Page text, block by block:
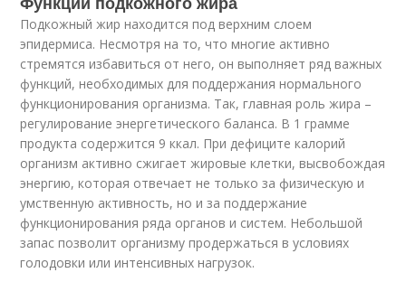
Подкожный жир находится под верхним слоем
эпидермиса. Несмотря на то, что многие активно
стремятся избавиться от него, он выполняет ряд важных
функций, необходимых для поддержания нормального
функционирования организма. Так, главная роль жира –
регулирование энергетического баланса. В 1 грамме
продукта содержится 9 ккал. При дефиците калорий
организм активно сжигает жировые клетки, высвобождая
энергию, которая отвечает не только за физическую и
умственную активность, но и за поддержание
функционирования ряда органов и систем. Небольшой
запас позволит организму продержаться в условиях
голодовки или интенсивных нагрузок.